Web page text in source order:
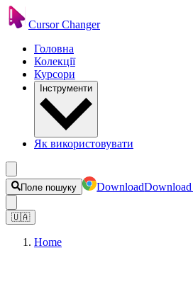
Cursor Changer
Головна
Колекції
Курсори
Інструменти
Як використовувати
Поле пошуку DownloadDownload
🇺🇦
Home